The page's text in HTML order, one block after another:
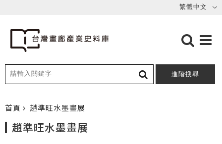
進階搜尋
首頁 趙準旺水墨畫展
趙準旺水墨畫展